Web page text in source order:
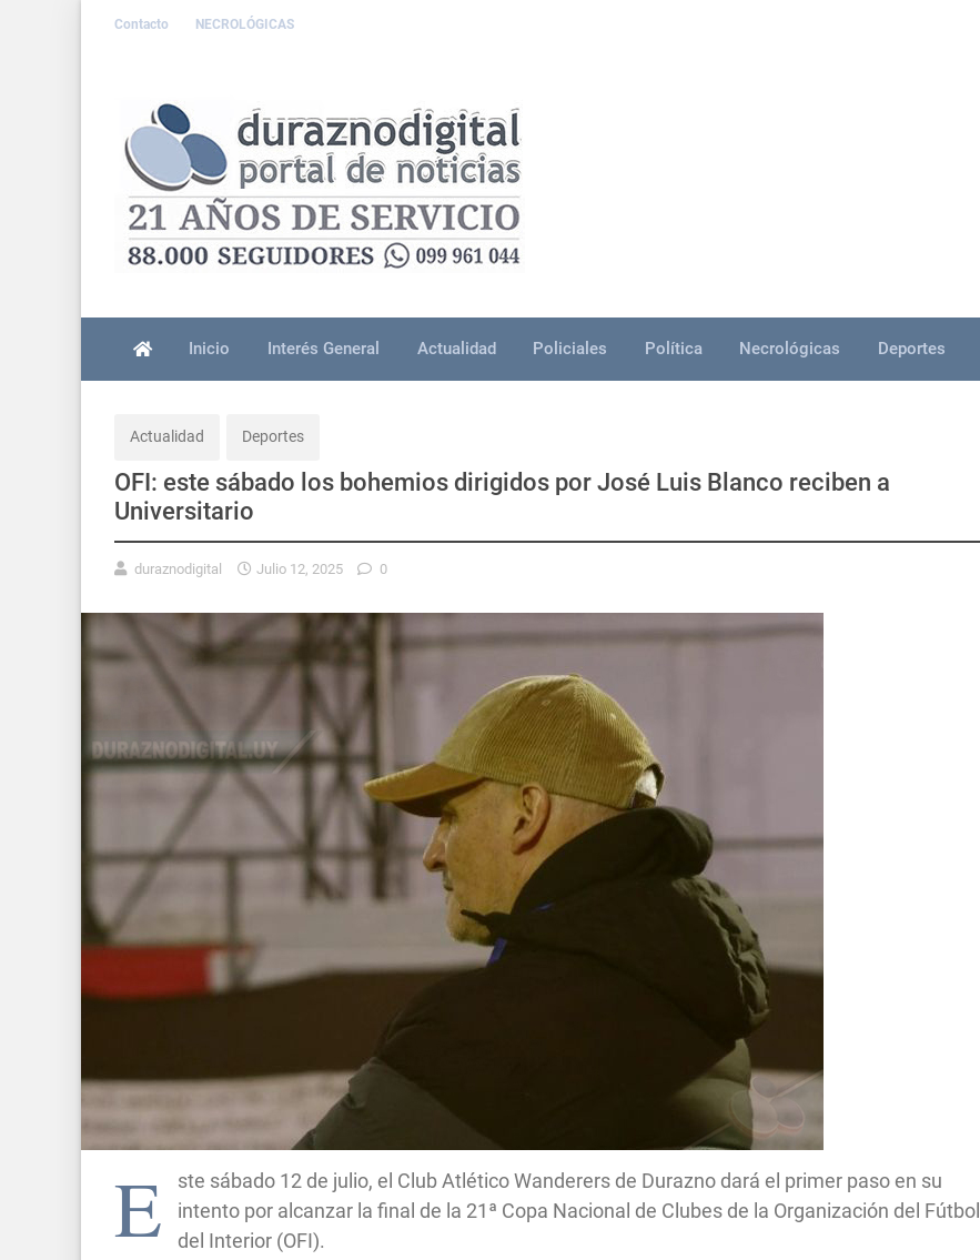
Contacto NECROLÓGICAS
Inicio Interés General Actualidad Policiales Política Necrológicas Deportes
Actualidad Deportes
OFI: este sábado los bohemios dirigidos por José Luis Blanco reciben a
Universitario
duraznodigital Julio 12, 2025 0
E
ste sábado 12 de julio, el Club Atlético Wanderers de Durazno dará el primer paso en su
intento por alcanzar la final de la 21ª Copa Nacional de Clubes de la Organización del Fútbol
del Interior (OFI).